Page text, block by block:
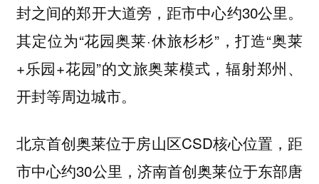
封之间的郑开大道旁，距市中心约30公里。
其定位为“花园奥莱·休旅杉杉”，打造“奥莱
+乐园+花园”的文旅奥莱模式，辐射郑州、
开封等周边城市。
北京首创奥莱位于房山区CSD核心位置，距
市中心约30公里，济南首创奥莱位于东部唐